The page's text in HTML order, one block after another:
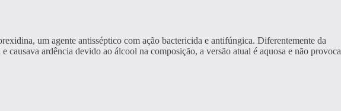
um agente antisséptico com ação bactericida e antifúngica. Diferentemente da
causava ardência devido ao álcool na composição, a versão atual é aquosa e não provoca